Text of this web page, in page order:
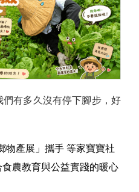
有多久沒有停下腳步，好
物產展」攜手 等家寶寶社
農教育與公益實踐的暖心